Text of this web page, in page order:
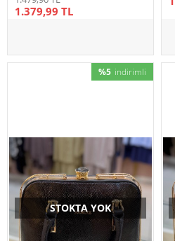
1.379,99 TL
%5 indirimli
STOKTA YOK